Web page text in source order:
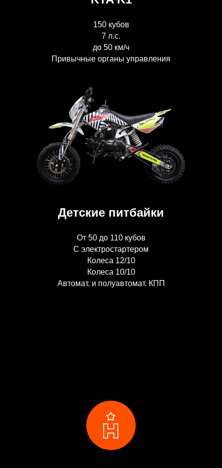
150 кубов
7 л.с.
до 50 км/ч
Привычные органы управления
Детские питбайки
От 50 до 110 кубов
С электростартером
Колеса 12/10
Колеса 10/10
Автомат. и полуавтомат. КПП